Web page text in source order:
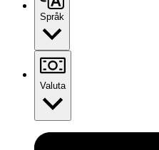
Språk
Valuta